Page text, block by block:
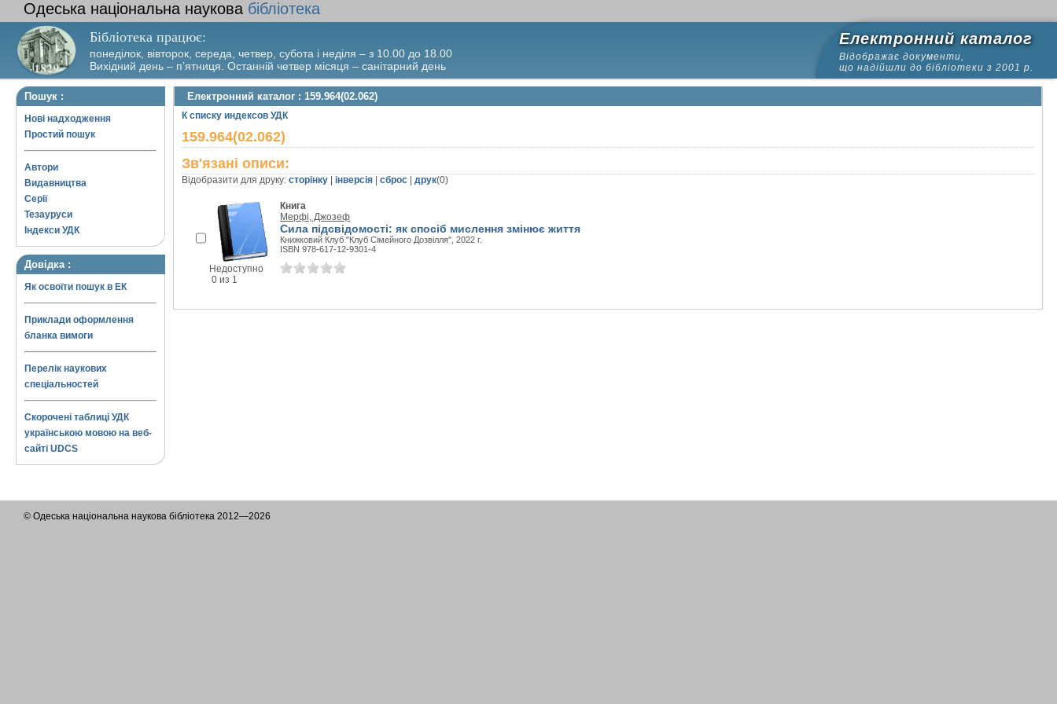
Одеська національна наукова бібліотека
Бібліотека працює:
понеділок, вівторок, середа, четвер, субота і неділя – з 10.00 до 18.00
Вихідний день – п’ятниця. Останній четвер місяця – санітарний день
Електронний каталог
Відображає документи,
що надійшли до бібліотеки з 2001 р.
Пошук :
Нові надходження
Простий пошук
Автори
Видавництва
Серії
Тезауруси
Індекси УДК
Довідка :
Як освоїти пошук в ЕК
Приклади оформлення
бланка вимоги
Перелік наукових
спеціальностей
Скорочені таблиці УДК
українською мовою на веб-
сайті UDCS
Електронний каталог : 159.964(02.062)
К списку индексов УДК
159.964(02.062)
Зв'язані описи:
Відобразити для друку: сторінку інверсія сброс друк(0)
Недоступно
0 из 1
Книга
Мерфі, Джозеф
Сила підсвідомості: як спосіб мислення змінює життя
Книжковий Клуб "Клуб Сімейного Дозвілля", 2022 г.
ISBN 978-617-12-9301-4
© Одеська національна наукова бібліотека 2012—2026